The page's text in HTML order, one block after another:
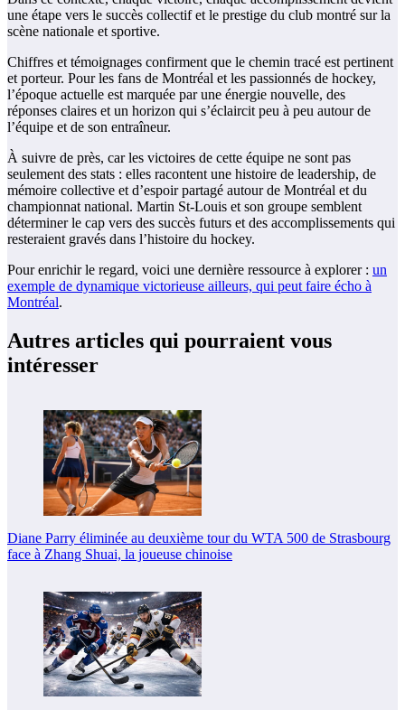
une étape vers le succès collectif et le prestige du club montré sur la
scène nationale et sportive.
Chiffres et témoignages confirment que le chemin tracé est pertinent
et porteur. Pour les fans de Montréal et les passionnés de hockey,
l’époque actuelle est marquée par une énergie nouvelle, des
réponses claires et un horizon qui s’éclaircit peu à peu autour de
l’équipe et de son entraîneur.
À suivre de près, car les victoires de cette équipe ne sont pas
seulement des stats : elles racontent une histoire de leadership, de
mémoire collective et d’espoir partagé autour de Montréal et du
championnat national. Martin St-Louis et son groupe semblent
déterminer le cap vers des succès futurs et des accomplissements qui
resteraient gravés dans l’histoire du hockey.
Pour enrichir le regard, voici une dernière ressource à explorer : un
exemple de dynamique victorieuse ailleurs, qui peut faire écho à
Montréal.
Autres articles qui pourraient vous
intéresser
Diane Parry éliminée au deuxième tour du WTA 500 de Strasbourg
face à Zhang Shuai, la joueuse chinoise